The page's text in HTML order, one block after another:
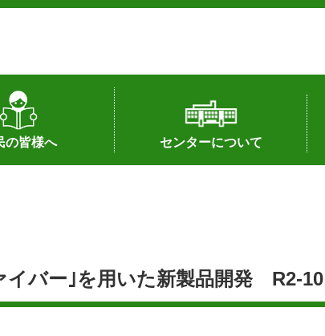
の皆様へ
関する新技術
新技術
する新技術
る新技術
する新技術
新技術
関する豆知識
る豆知識
豆知識
豆知識
業環境・機械関係
する豆知識
する豆知識
センターについて
所長あいさつ
組織（各部署へのリンク）
アクセス
沿革
所内の施設配置図
イバー｣を用いた新製品開発 R2-10